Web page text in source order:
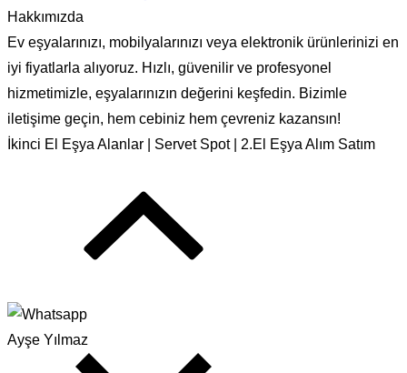
Hakkımızda
Ev eşyalarınızı, mobilyalarınızı veya elektronik ürünlerinizi en
iyi fiyatlarla alıyoruz. Hızlı, güvenilir ve profesyonel
hizmetimizle, eşyalarınızın değerini keşfedin. Bizimle
iletişime geçin, hem cebiniz hem çevreniz kazansın!
İkinci El Eşya Alanlar | Servet Spot | 2.El Eşya Alım Satım
Ayşe Yılmaz